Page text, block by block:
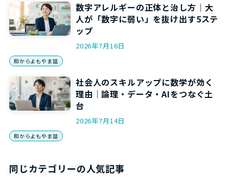
数字アレルギーの正体と治し方｜大
人が「数字に弱い」を抜け出す5ステ
ップ
2026年7月16日
和からよもやま話
社会人のスキルアップに数学が効く
理由｜論理・データ・AIをつなぐ土
台
2026年7月14日
和からよもやま話
同じカテゴリーの人気記事